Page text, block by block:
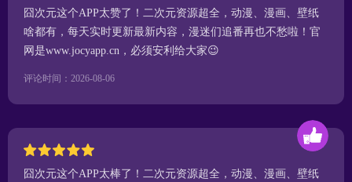
囧次元这个APP太赞了！二次元资源超全，动漫、漫画、壁纸
啥都有，每天实时更新最新内容，漫迷们追番再也不愁啦！官
网是www.jocyapp.cn，必须安利给大家😉
评论时间：2026-08-06
囧次元这个APP太棒了！二次元资源超全，动漫、漫画、壁纸